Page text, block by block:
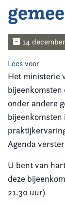
Nieuws
Opleiding
Kennis &
Vereniging
Contact
14
Lees voor
Het ministerie
bijeenkomsten
onder andere
bijeenkomsten
Agenda
U bent van
deze
21.30 uur)